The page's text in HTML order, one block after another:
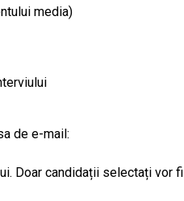
media)
de e-mail:
Doar candidații selectați vor fi